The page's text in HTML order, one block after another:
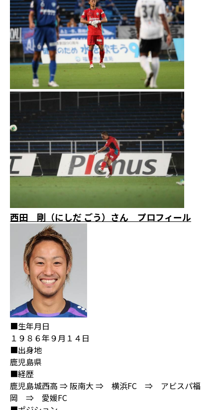
西田 剛（にしだ ごう）さん プロフィール
■生年月日
１９８６年９月１４日
■出身地
鹿児島県
■経歴
鹿児島城西高 ⇒ 阪南大 ⇒ 横浜FC ⇒ アビスパ福
岡 ⇒ 愛媛FC